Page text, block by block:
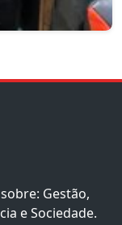
Gestão,
e Sociedade.